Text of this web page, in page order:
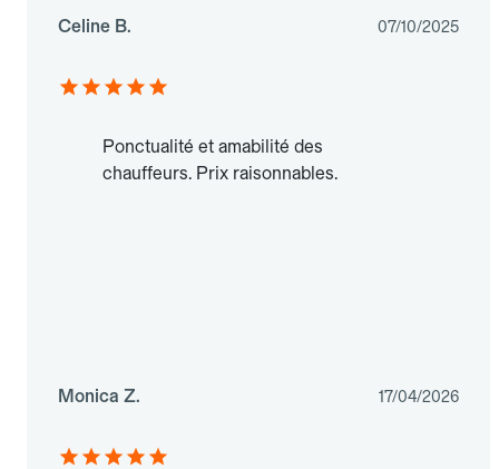
Celine B. 07/10/2025
Ponctualité et amabilité des
chauffeurs. Prix raisonnables.
Monica Z. 17/04/2026